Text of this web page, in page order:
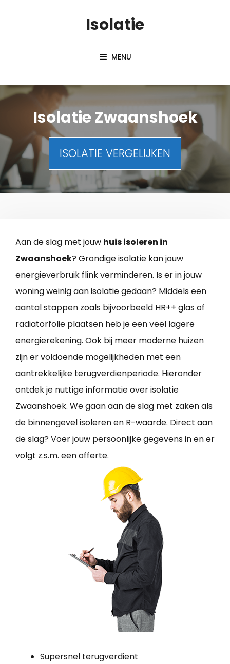
Isolatie
MENU
Isolatie Zwaanshoek
ISOLATIE VERGELIJKEN
Aan de slag met jouw huis isoleren in
Zwaanshoek? Grondige isolatie kan jouw
energieverbruik flink verminderen. Is er in jouw
woning weinig aan isolatie gedaan? Middels een
aantal stappen zoals bijvoorbeeld HR++ glas of
radiatorfolie plaatsen heb je een veel lagere
energierekening. Ook bij meer moderne huizen
zijn er voldoende mogelijkheden met een
aantrekkelijke terugverdienperiode. Hieronder
ontdek je nuttige informatie over isolatie
Zwaanshoek. We gaan aan de slag met zaken als
de binnengevel isoleren en R-waarde. Direct aan
de slag? Voer jouw persoonlijke gegevens in en er
volgt z.s.m. een offerte.
Supersnel terugverdient